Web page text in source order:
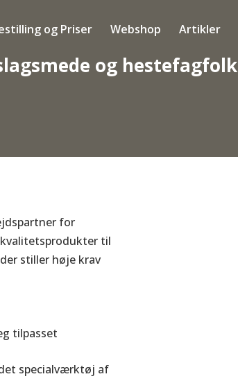
og Priser Webshop Artikler
og hestefagfolk
for
til
stiller høje krav
tilpasset
specialværktøj af